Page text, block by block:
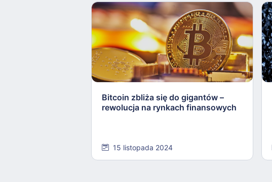
Bitcoin zbliża się do gigantów –
rewolucja na rynkach finansowych
15 listopada 2024